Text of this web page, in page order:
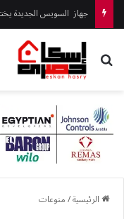
جهاز السويس الجديدة
بحث عن
الرئيسية/منوعات